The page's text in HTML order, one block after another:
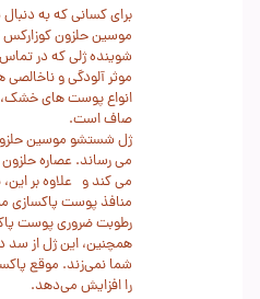
برای کسانی که به
موسین حلزون کوزارکس
موثر آلودگی و
انواع پوست های خشک،
صاف است.
می رساند. عصاره
می کند و علاوه بر
منافذ پوست پاکسازی
رطوبت ضروری پوست
همچنین، این ژل از سد
شما نمی‌زند. موقع
را افزایش می‌دهد.